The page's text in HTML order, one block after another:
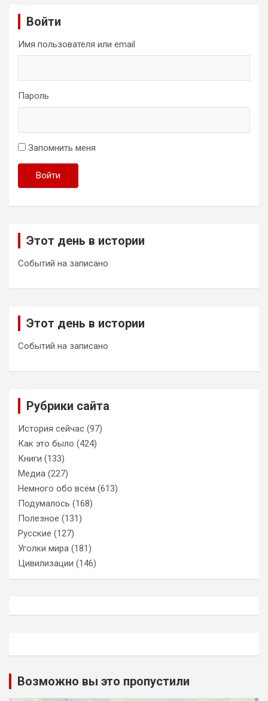
Войти
Имя пользователя или email
Пароль
Запомнить меня
Войти
Этот день в истории
Событий на записано
Этот день в истории
Событий на записано
Рубрики сайта
История сейчас (97)
Как это было (424)
Книги (133)
Медиа (227)
Немного обо всём (613)
Подумалось (168)
Полезное (131)
Русские (127)
Уголки мира (181)
Цивилизации (146)
Возможно вы это пропустили